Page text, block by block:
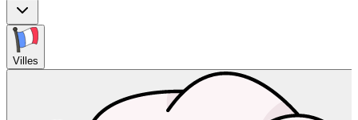
Villes